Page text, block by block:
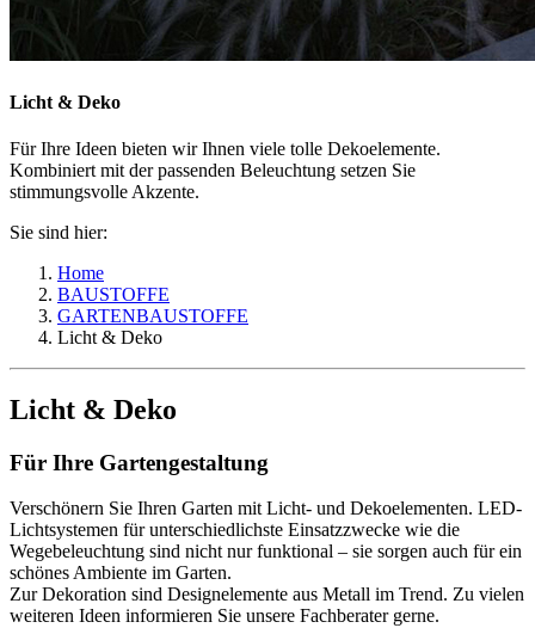
Licht & Deko
Für Ihre Ideen bieten wir Ihnen viele tolle Dekoelemente.
Kombiniert mit der passenden Beleuchtung setzen Sie
stimmungsvolle Akzente.
Sie sind hier:
Home
BAUSTOFFE
GARTENBAUSTOFFE
Licht & Deko
Licht & Deko
Für Ihre Gartengestaltung
Verschönern Sie Ihren Garten mit Licht- und Dekoelementen. LED-
Lichtsystemen für unterschiedlichste Einsatzzwecke wie die
Wegebeleuchtung sind nicht nur funktional – sie sorgen auch für ein
schönes Ambiente im Garten.
Zur Dekoration sind Designelemente aus Metall im Trend. Zu vielen
weiteren Ideen informieren Sie unsere Fachberater gerne.